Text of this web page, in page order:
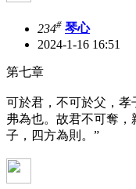
234# 琴心
2024-1-16 16:51
第七章
可於君，不可於父，
弗為也。故君不可奪
子，四方為則。”